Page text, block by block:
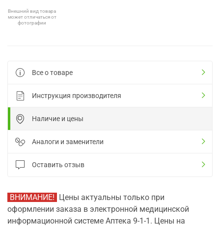
Внешний вид товара
может отличаться от
фотографии
Все о товаре
Инструкция производителя
Наличие и цены
Аналоги и заменители
Оставить отзыв
ВНИМАНИЕ! Цены актуальны только при
оформлении заказа в электронной медицинской
информационной системе Аптека 9-1-1. Цены на